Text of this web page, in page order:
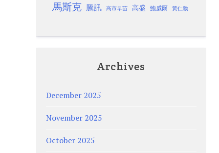
馬斯克 騰訊 高市早苗 高盛 鮑威爾 黃仁勳
Archives
December 2025
November 2025
October 2025